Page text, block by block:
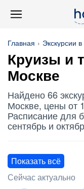
Главная Экскурсии
Круизы и
Москве
Найдено 66
Москве, цены от
Расписание для
сентябрь и
Показать всё
Сейчас актуально